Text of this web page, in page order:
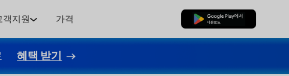
객지원 가격 무료로 다운로드
혜택 받기